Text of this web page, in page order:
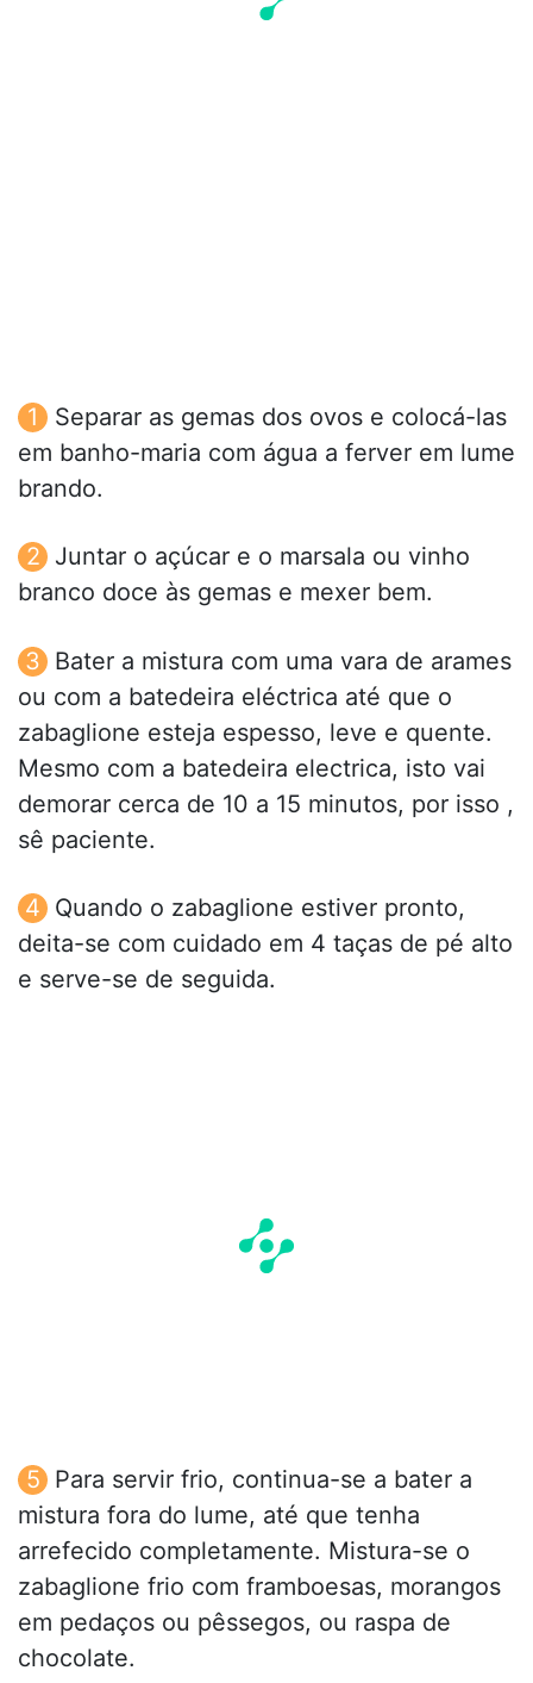
Separar as gemas dos ovos e colocá-las
em banho-maria com água a ferver em lume
brando.
Juntar o açúcar e o marsala ou vinho
branco doce às gemas e mexer bem.
Bater a mistura com uma vara de arames
ou com a batedeira eléctrica até que o
zabaglione esteja espesso, leve e quente.
Mesmo com a batedeira electrica, isto vai
demorar cerca de 10 a 15 minutos, por isso ,
sê paciente.
Quando o zabaglione estiver pronto,
deita-se com cuidado em 4 taças de pé alto
e serve-se de seguida.
Para servir frio, continua-se a bater a
mistura fora do lume, até que tenha
arrefecido completamente. Mistura-se o
zabaglione frio com framboesas, morangos
em pedaços ou pêssegos, ou raspa de
chocolate.